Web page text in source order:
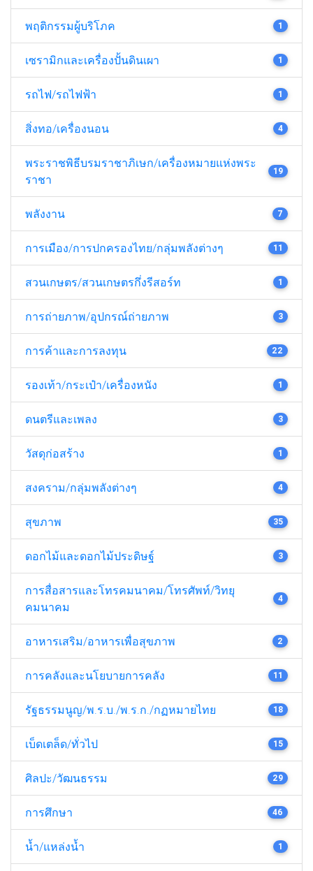
พฤติกรรมผู้บริโภค 1
เซรามิกและเครื่องปั้นดินเผา 1
รถไฟ/รถไฟฟ้า 1
สิ่งทอ/เครื่องนอน 4
พระราชพิธีบรมราชาภิเษก/เครื่องหมายแห่งพระ
ราชา
19
พลังงาน 7
การเมือง/การปกครองไทย/กลุ่มพลังต่างๆ 11
สวนเกษตร/สวนเกษตรกึ่งรีสอร์ท 1
การถ่ายภาพ/อุปกรณ์ถ่ายภาพ 3
การค้าและการลงทุน 22
รองเท้า/กระเป๋า/เครื่องหนัง 1
ดนตรีและเพลง 3
วัสดุก่อสร้าง 1
สงคราม/กลุ่มพลังต่างๆ 4
สุขภาพ 35
ดอกไม้และดอกไม้ประดิษฐ์ 3
การสื่อสารและโทรคมนาคม/โทรศัพท์/วิทยุ
คมนาคม
4
อาหารเสริม/อาหารเพื่อสุขภาพ 2
การคลังและนโยบายการคลัง 11
รัฐธรรมนูญ/พ.ร.บ./พ.ร.ก./กฏหมายไทย 18
เบ็ดเตล็ด/ทั่วไป 15
ศิลปะ/วัฒนธรรม 29
การศึกษา 46
น้ำ/แหล่งน้ำ 1